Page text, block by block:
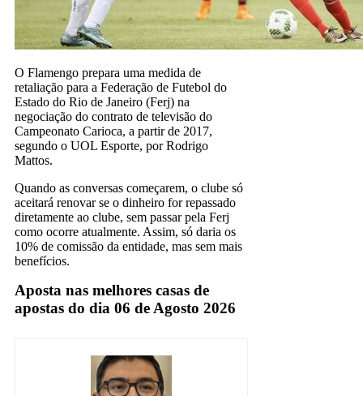
O Flamengo prepara uma medida de
retaliação para a Federação de Futebol do
Estado do Rio de Janeiro (Ferj) na
negociação do contrato de televisão do
Campeonato Carioca, a partir de 2017,
segundo o UOL Esporte, por Rodrigo
Mattos.
Quando as conversas começarem, o clube só
aceitará renovar se o dinheiro for repassado
diretamente ao clube, sem passar pela Ferj
como ocorre atualmente. Assim, só daria os
10% de comissão da entidade, mas sem mais
benefícios.
Aposta nas melhores casas de
apostas do dia 06 de Agosto 2026